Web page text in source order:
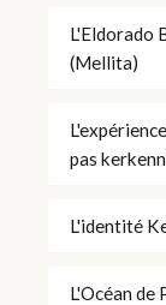
L'Eldorado
(Mellita)
pas
L'identité
L'Océan de